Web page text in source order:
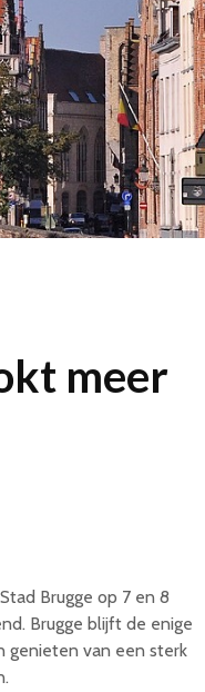
meer
Brugge op 7 en 8
Brugge blijft de enige
genieten van een sterk